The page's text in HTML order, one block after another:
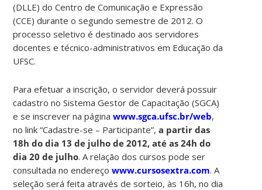
(DLLE) do Centro de Comunicação e Expressão
(CCE) durante o segundo semestre de 2012. O
processo seletivo é destinado aos servidores
docentes e técnico-administrativos em Educação da
UFSC.
Para efetuar a inscrição, o servidor deverá possuir
cadastro no Sistema Gestor de Capacitação (SGCA)
e se inscrever na páginawww.sgca.ufsc.br/web,
no link “Cadastre-se – Participante”,a partir das
18h do dia 13 de julho de 2012, até as 24h do
dia 20 de julho. A relação dos cursos pode ser
consultada no endereçowww.cursosextra.com. A
seleção será feita através de sorteio, às 16h, no dia